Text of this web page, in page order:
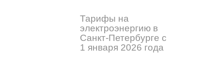
Тарифы на
электроэнергию в
Санкт-Петербурге с
1 января 2026 года